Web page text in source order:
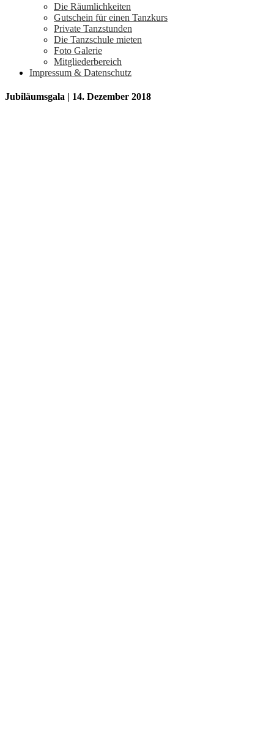
Die Räumlichkeiten
Gutschein für einen Tanzkurs
Private Tanzstunden
Die Tanzschule mieten
Foto Galerie
Mitgliederbereich
Impressum & Datenschutz
Jubiläumsgala | 14. Dezember 2018